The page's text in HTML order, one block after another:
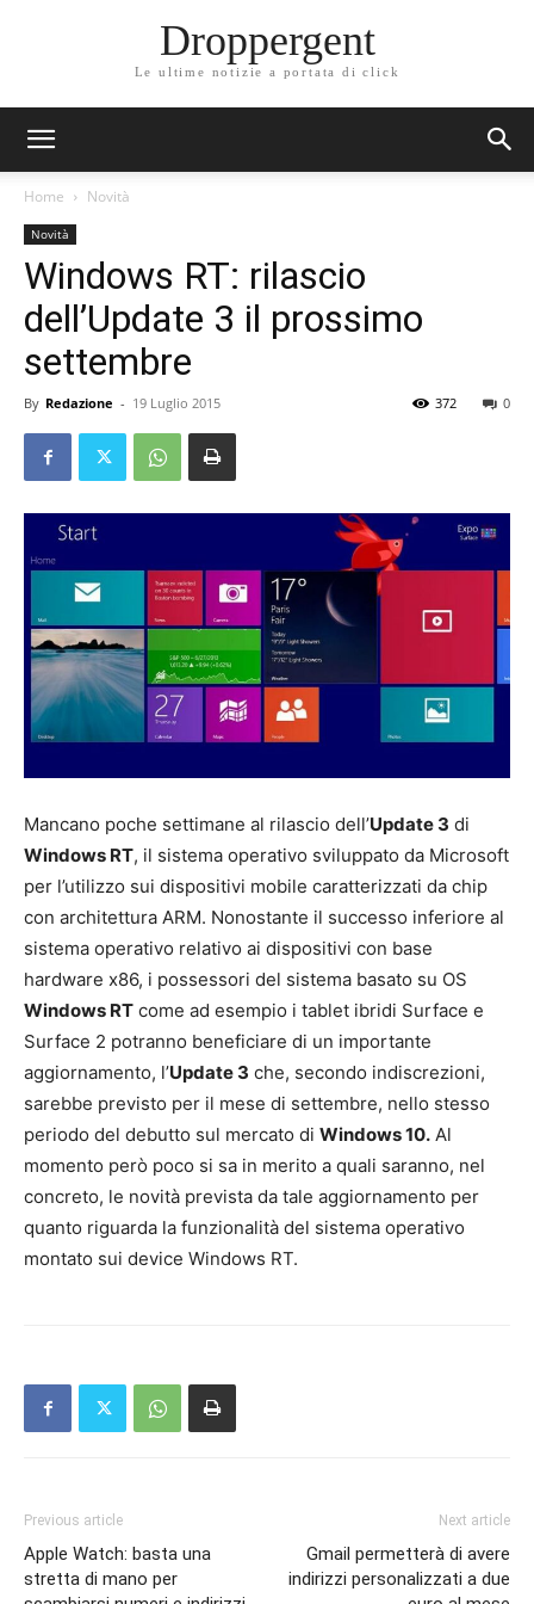
Droppergent
Le ultime notizie a portata di click
Home Novità
Novità
Windows RT: rilascio
dell’Update 3 il prossimo
settembre
By Redazione - 19 Luglio 2015 0
372
Mancano poche settimane al rilascio dell’Update 3 di
Windows RT, il sistema operativo sviluppato da Microsoft
per l’utilizzo sui dispositivi mobile caratterizzati da chip
con architettura ARM. Nonostante il successo inferiore al
sistema operativo relativo ai dispositivi con base
hardware x86, i possessori del sistema basato su OS
Windows RT come ad esempio i tablet ibridi Surface e
Surface 2 potranno beneficiare di un importante
aggiornamento, l’Update 3 che, secondo indiscrezioni,
sarebbe previsto per il mese di settembre, nello stesso
periodo del debutto sul mercato di Windows 10. Al
momento però poco si sa in merito a quali saranno, nel
concreto, le novità prevista da tale aggiornamento per
quanto riguarda la funzionalità del sistema operativo
montato sui device Windows RT.
Previous article
Apple Watch: basta una
stretta di mano per
Next article
Gmail permetterà di avere
indirizzi personalizzati a due